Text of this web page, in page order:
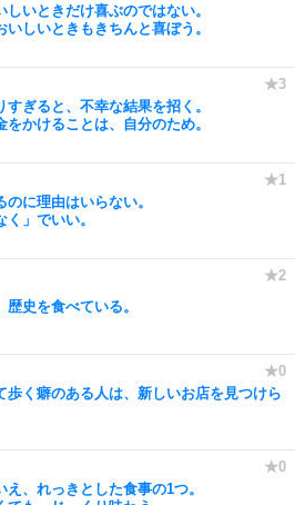
しいときだけ喜ぶのではない。
いしいときもきちんと喜ぼう。
すぎると、不幸な結果を招く。
をかけることは、自分のため。
のに理由はいらない。
く」でいい。
歴史を食べている。
歩く癖のある人は、新しいお店を見つけら
え、れっきとした食事の1つ。